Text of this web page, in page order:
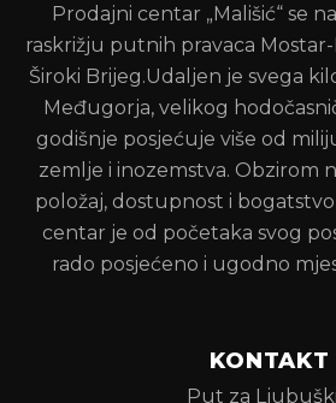
Prodajni centar „Mališić“ se
raskrižju putnih pravaca
Široki Brijeg.Udaljen je svega
Međugorja, velikog
godišnje posjećuje više od
zemlje i inozemstva. Obzirom
položaj, dostupnost i
centar je od početaka svog
rado posjećeno i ugodno
KONTAKT
Put za Ljubuški